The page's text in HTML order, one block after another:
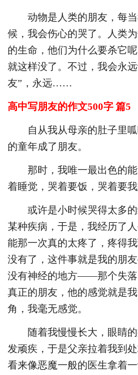
动物是人类的朋友，每
候，我会伤心的哭了。人类
的生命，他们为什么要杀它
就这样没了。不过，我会永
友”，永远……
高中写朋友的作文500字 篇5
自从我从母亲的肚子里
的童年成了朋友。
那时，我唯一最出色的
着睡觉，哭着要饭，哭着要我
或许是小时候哭得太多
某种疾病，于是，我经历了
能那一次真的太疼了，疼得
没有了，这件事就是我的朋
没有神经的地方——那个失落
真正的朋友，他的感觉就是
角，我毫无感觉。
随着我慢慢长大，眼睛
发顽疾，于是父亲拉着我到
看来像恶魔一般的医生拿着